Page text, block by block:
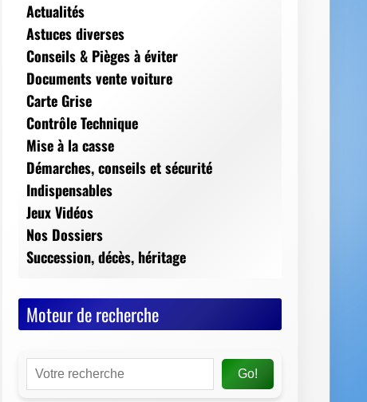
Actualités
Astuces diverses
Conseils & Pièges à éviter
Documents vente voiture
Carte Grise
Contrôle Technique
Mise à la casse
Démarches, conseils et sécurité
Indispensables
Jeux Vidéos
Nos Dossiers
Succession, décès, héritage
Moteur de recherche
Go!